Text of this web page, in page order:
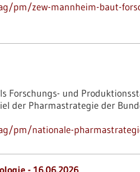
pm/zew-mannheim-baut-
Forschungs- und
der Pharmastrategie der
pm/nationale-
- 16.06.2026